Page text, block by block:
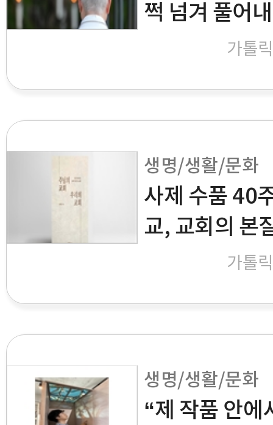
쩍 넘겨 풀어
가톨
생명/생활/문화
사제 수품 40
교, 교회의 본
가톨
생명/생활/문화
“제 작품 안에